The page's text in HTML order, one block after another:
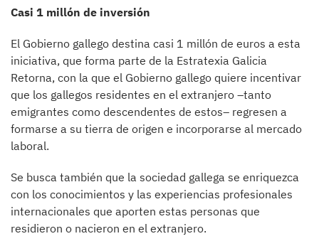
Casi 1 millón de inversión
El Gobierno gallego destina casi 1 millón de euros a esta
iniciativa, que forma parte de la Estratexia Galicia
Retorna, con la que el Gobierno gallego quiere incentivar
que los gallegos residentes en el extranjero –tanto
emigrantes como descendentes de estos– regresen a
formarse a su tierra de origen e incorporarse al mercado
laboral.
Se busca también que la sociedad gallega se enriquezca
con los conocimientos y las experiencias profesionales
internacionales que aporten estas personas que
residieron o nacieron en el extranjero.